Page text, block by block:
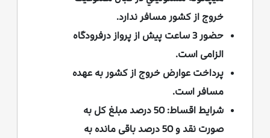
خروج از كشور مسافر ندارد.
حضور 3 ساعت پیش از پرواز درفرودگاه
الزامی است.
پرداخت عوارض خروج از كشور به عهده
مسافر است.
شرایط اقساط:
50 درصد مبلغ کل به
صورت نقد و 50 درصد باقی مانده به